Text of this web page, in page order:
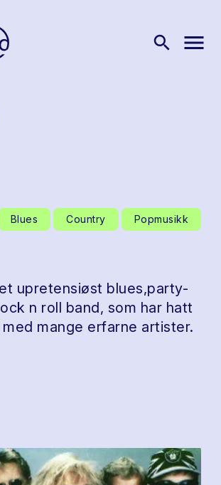
search menu
Blues Country Popmusikk
upretensiøst blues,party-
n roll band, som har hatt
mange erfarne artister.